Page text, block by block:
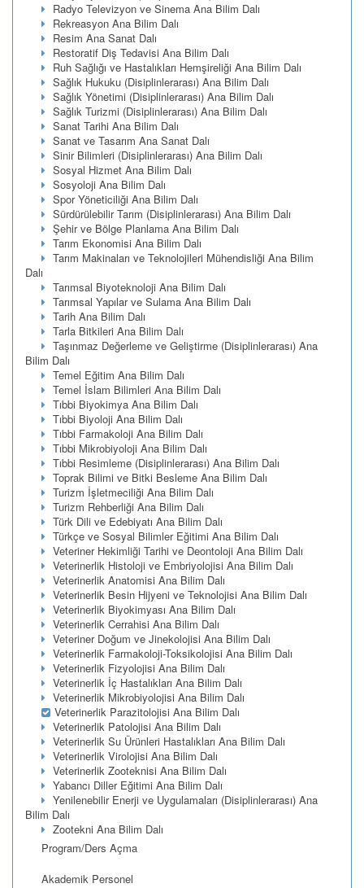
Radyo Televizyon ve Sinema Ana Bilim Dalı
Rekreasyon Ana Bilim Dalı
Resim Ana Sanat Dalı
Restoratif Diş Tedavisi Ana Bilim Dalı
Ruh Sağlığı ve Hastalıkları Hemşireliği Ana Bilim Dalı
Sağlık Hukuku (Disiplinlerarası) Ana Bilim Dalı
Sağlık Yönetimi (Disiplinlerarası) Ana Bilim Dalı
Sağlık Turizmi (Disiplinlerarası) Ana Bilim Dalı
Sanat Tarihi Ana Bilim Dalı
Sanat ve Tasarım Ana Sanat Dalı
Sinir Bilimleri (Disiplinlerarası) Ana Bilim Dalı
Sosyal Hizmet Ana Bilim Dalı
Sosyoloji Ana Bilim Dalı
Spor Yöneticiliği Ana Bilim Dalı
Sürdürülebilir Tarım (Disiplinlerarası) Ana Bilim Dalı
Şehir ve Bölge Planlama Ana Bilim Dalı
Tarım Ekonomisi Ana Bilim Dalı
Tarım Makinaları ve Teknolojileri Mühendisliği Ana Bilim
Dalı
Tarımsal Biyoteknoloji Ana Bilim Dalı
Tarımsal Yapılar ve Sulama Ana Bilim Dalı
Tarih Ana Bilim Dalı
Tarla Bitkileri Ana Bilim Dalı
Taşınmaz Değerleme ve Geliştirme (Disiplinlerarası) Ana
Bilim Dalı
Temel Eğitim Ana Bilim Dalı
Temel İslam Bilimleri Ana Bilim Dalı
Tıbbi Biyokimya Ana Bilim Dalı
Tıbbi Biyoloji Ana Bilim Dalı
Tıbbi Farmakoloji Ana Bilim Dalı
Tıbbi Mikrobiyoloji Ana Bilim Dalı
Tıbbi Resimleme (Disiplinlerarası) Ana Bilim Dalı
Toprak Bilimi ve Bitki Besleme Ana Bilim Dalı
Turizm İşletmeciliği Ana Bilim Dalı
Turizm Rehberliği Ana Bilim Dalı
Türk Dili ve Edebiyatı Ana Bilim Dalı
Türkçe ve Sosyal Bilimler Eğitimi Ana Bilim Dalı
Veteriner Hekimliği Tarihi ve Deontoloji Ana Bilim Dalı
Veterinerlik Histoloji ve Embriyolojisi Ana Bilim Dalı
Veterinerlik Anatomisi Ana Bilim Dalı
Veterinerlik Besin Hijyeni ve Teknolojisi Ana Bilim Dalı
Veterinerlik Biyokimyası Ana Bilim Dalı
Veterinerlik Cerrahisi Ana Bilim Dalı
Veteriner Doğum ve Jinekolojisi Ana Bilim Dalı
Veterinerlik Farmakoloji-Toksikolojisi Ana Bilim Dalı
Veterinerlik Fizyolojisi Ana Bilim Dalı
Veterinerlik İç Hastalıkları Ana Bilim Dalı
Veterinerlik Mikrobiyolojisi Ana Bilim Dalı
Veterinerlik Parazitolojisi Ana Bilim Dalı
Veterinerlik Patolojisi Ana Bilim Dalı
Veterinerlik Su Ürünleri Hastalıkları Ana Bilim Dalı
Veterinerlik Virolojisi Ana Bilim Dalı
Veterinerlik Zooteknisi Ana Bilim Dalı
Yabancı Diller Eğitimi Ana Bilim Dalı
Yenilenebilir Enerji ve Uygulamaları (Disiplinlerarası) Ana
Bilim Dalı
Zootekni Ana Bilim Dalı
Program/Ders Açma
Akademik Personel